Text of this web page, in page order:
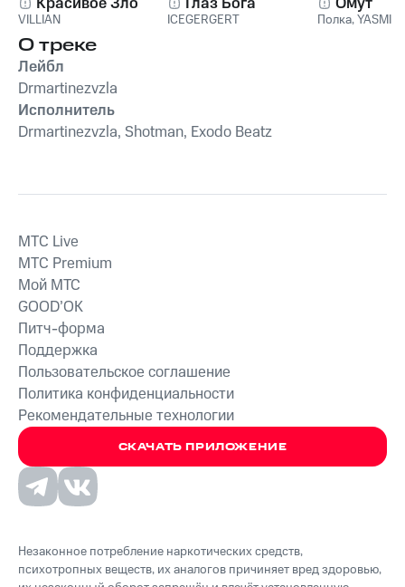
VILLIAN ICEGERGERT Полка,YASMI
О треке
Лейбл
Drmartinezvzla
Исполнитель
Drmartinezvzla, Shotman, Exodo Beatz
СКАЧАТЬ ПРИЛОЖЕНИЕ
MTС Live
MTС Premium
Мой МТС
GOOD’OK
Питч-форма
Поддержка
Пользовательское соглашение
Политика конфиденциальности
Рекомендательные технологии
Незаконное потребление наркотических средств,
психотропных веществ, их аналогов причиняет вред здоровью,